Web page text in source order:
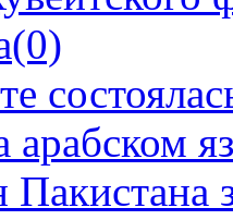
(0)
Пакистана